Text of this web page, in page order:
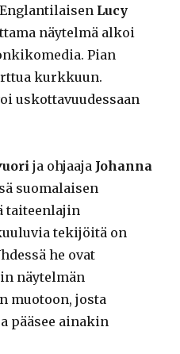
Lucy
näytelmä alkoi
Pian
kurkkuun.
uskottavuudessaan
ja ohjaaja Johanna
suomalaisen
taiteenlajin
tekijöitä on
he ovat
näytelmän
muotoon, josta
pääsee ainakin